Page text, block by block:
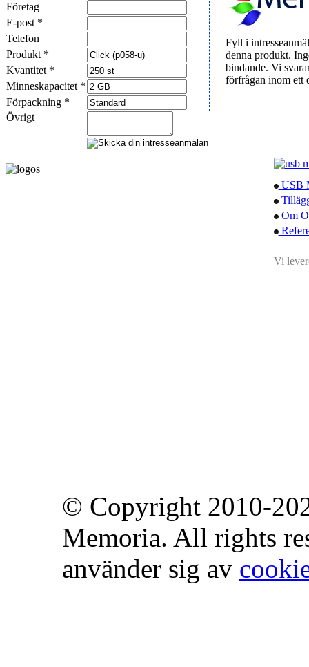
Fyll i
denna produkt.
bindande. Vi
förfrågan inom ett
Företag
E-post *
Telefon
Produkt *
Kvantitet *
Minneskapacitet *
Förpackning *
Övrigt
USB
Om
Vi
© Copyright 2010-
Memoria. All rights
använder sig av